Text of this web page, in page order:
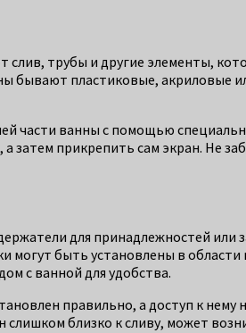
слив, трубы и другие элементы,
пластиковые, акриловые
части ванны с помощью
затем прикрепить сам экран. Не
для принадлежностей
быть установлены в
с ванной для удобства.
правильно, а доступ к
близко к сливу, может